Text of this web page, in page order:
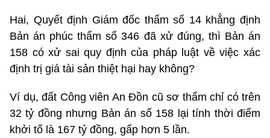
Hai, Quyết định Giám đốc thẩm số 14 khẳng định
Bản án phúc thẩm số 346 đã xử đúng, thì Bản án
158 có xử sai quy định của pháp luật về việc xác
định trị giá tài sản thiệt hại hay không?
Ví dụ, đất Công viên An Đồn cũ sơ thẩm chỉ có trên
32 tỷ đồng nhưng Bản án số 158 lại tính thời điểm
khởi tố là 167 tỷ đồng, gấp hơn 5 lần.